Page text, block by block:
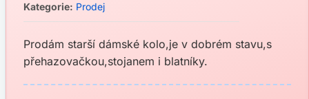
Kategorie: Prodej
Prodám starší dámské kolo,je v dobrém stavu,s
přehazovačkou,stojanem i blatníky.